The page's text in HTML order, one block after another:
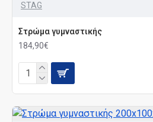
STAG
Στρώμα γυμναστικής
184,90€